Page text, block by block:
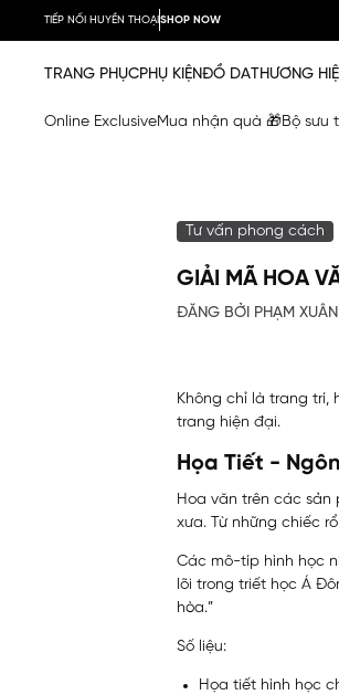
TIẾP NỐI HUYỀN THOẠISHOP NOW
TRANG PHỤCPHỤ KIỆNĐỒ DATHƯƠNG
Online ExclusiveMua nhận quà 🎁Bộ sưu
Tư vấn phong cách
GIẢI MÃ HOA
ĐĂNG BỞI PHẠM XUÂN
Không chỉ là trang trí,
trang hiện đại.
Họa Tiết -
Hoa văn trên các sản
xưa. Từ những chiếc
Các mô-típ hình học
lõi trong triết học Á
hòa.”
Số liệu:
Họa tiết hình học